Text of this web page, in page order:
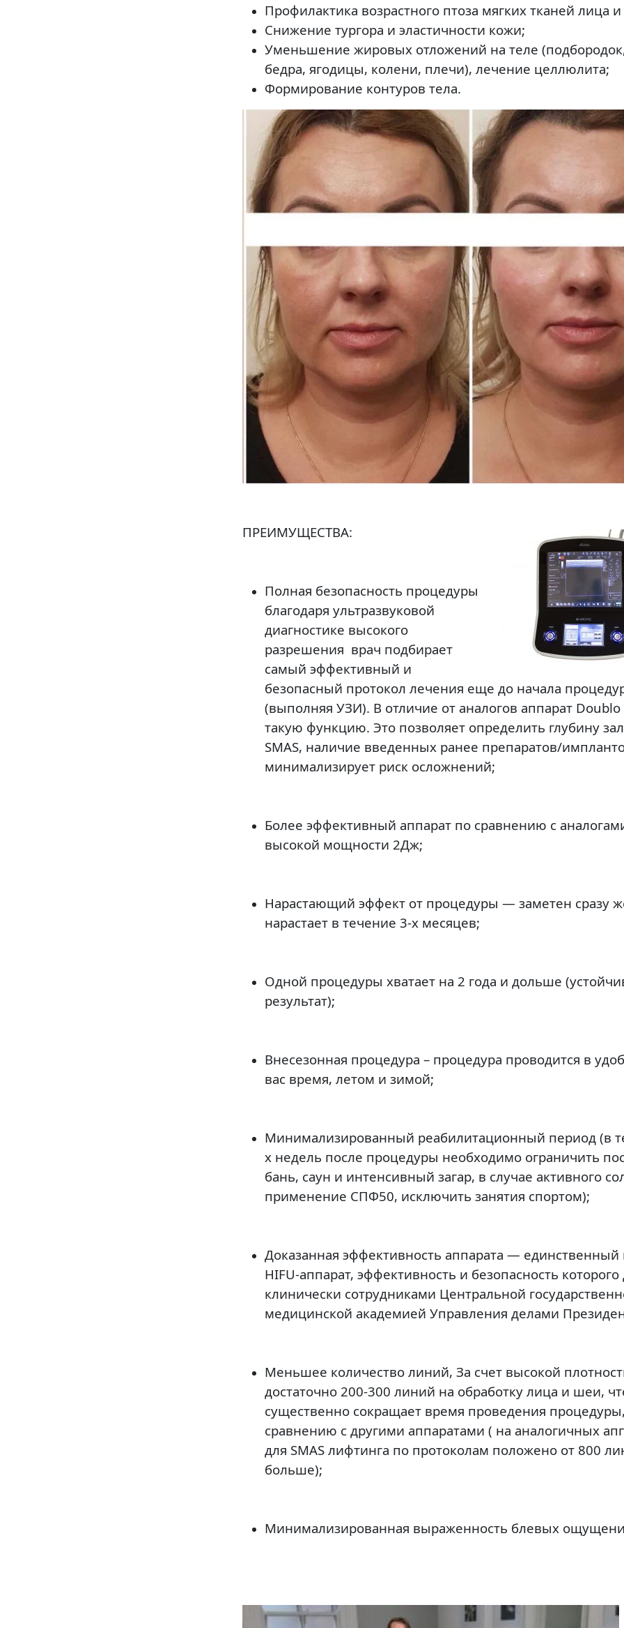
Профилактика возрастного птоза мягких тканей лица
Снижение тургора и эластичности кожи;
Уменьшение жировых отложений на теле
бедра, ягодицы, колени, плечи), лечение целлюлита;
Формирование контуров тела.
ПРЕИМУЩЕСТВА:
Полная безопасность процедуры
благодаря ультразвуковой
диагностике высокого
разрешения врач подбирает
самый эффективный и
безопасный протокол лечения еще до начала
(выполняя УЗИ). В отличие от аналогов аппарат Doublo
такую функцию. Это позволяет определить глубину
SMAS, наличие введенных ранее препаратов/
минимализирует риск осложнений;
Более эффективный аппарат по сравнению с
высокой мощности 2Дж;
Нарастающий эффект от процедуры — заметен сразу
нарастает в течение 3-х месяцев;
Одной процедуры хватает на 2 года и дольше
результат);
Внесезонная процедура – процедура проводится в
вас время, летом и зимой;
Минимализированный реабилитационный период (в
х недель после процедуры необходимо ограничить
бань, саун и интенсивный загар, в случае активного
применение СПФ50, исключить занятия спортом);
Доказанная эффективность аппарата — единственный
HIFU-аппарат, эффективность и безопасность которого
клинически сотрудниками Центральной
медицинской академией Управления делами
Меньшее количество линий, За счет высокой
достаточно 200-300 линий на обработку лица и шеи,
существенно сокращает время проведения
сравнению с другими аппаратами ( на аналогичных
для SMAS лифтинга по протоколам положено от 800
больше);
Минимализированная выраженность блевых